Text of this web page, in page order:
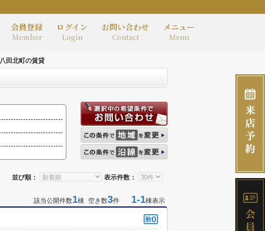
会員登録
Member
ログイン
Login
お問い合わせ
Contact
メニュー
Menu
八田北町の賃貸
並び順： 表示件数：
該当公開件数1棟 空き数3件 1-1棟表示